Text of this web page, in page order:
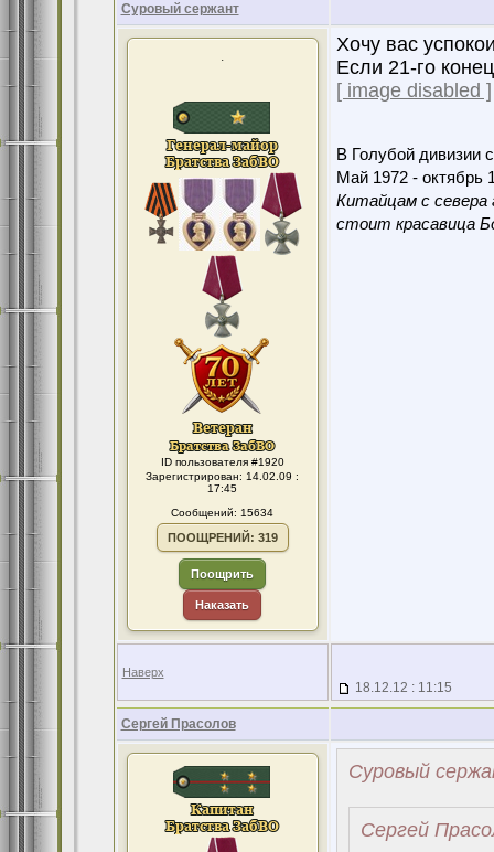
Суровый сержант
.
ID пользователя #1920
Зарегистрирован: 14.02.09 :
17:45
Сообщений: 15634
ПООЩРЕНИЙ: 319
Поощрить
Наказать
Хочу вас
Если 21-го
[ image disabled ]
В Голубой дивизии
Май 1972 - октябрь
Китайцам с севера
стоит красавица
Наверх
18.12.12 : 11:15
Сергей Прасолов
Суровый
Сергей